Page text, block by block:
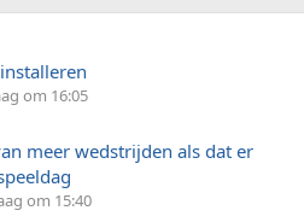
om 16:05
meer wedstrijden als dat er
om 15:40